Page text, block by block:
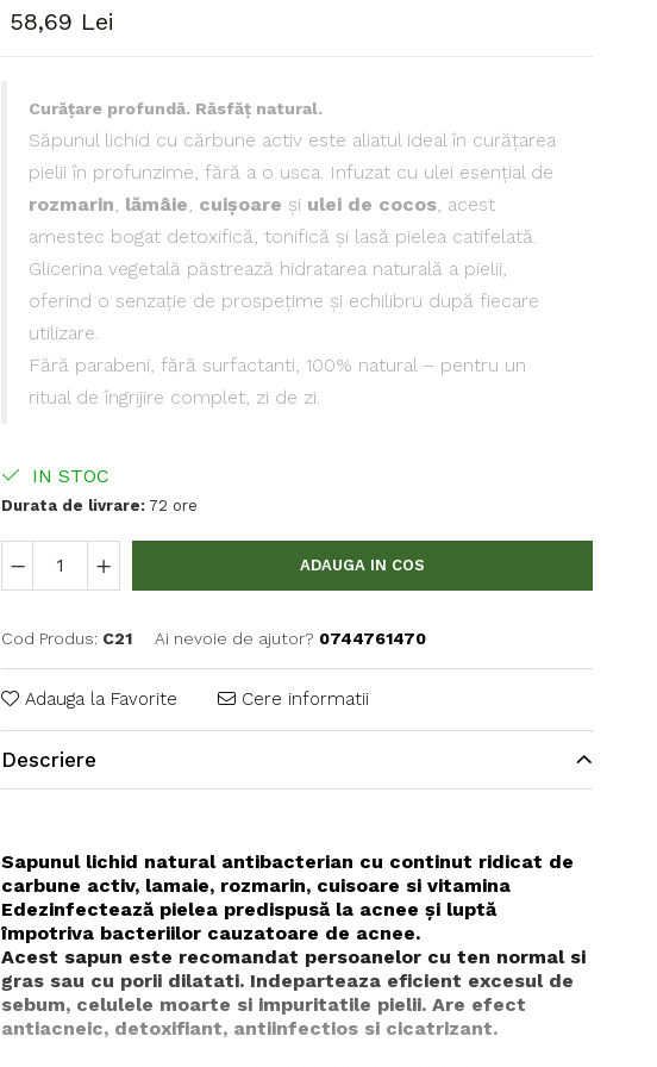
58,69 Lei
Curățare profundă. Răsfăț natural.
Săpunul lichid cu cărbune activ este aliatul ideal în curățarea
pielii în profunzime, fără a o usca. Infuzat cu ulei esențial de
rozmarin lămâie cuișoare și ulei de cocos, acest
amestec bogat detoxifică, tonifică și lasă pielea catifelată.
Glicerina vegetală păstrează hidratarea naturală a pielii,
oferind o senzație de prospețime și echilibru după fiecare
utilizare.
Fără parabeni, fără surfactanti, 100% natural – pentru un
ritual de îngrijire complet, zi de zi.
IN STOC
Durata de livrare:72 ore
ADAUGA IN COS
Cod Produs: C21 Ai nevoie de ajutor? 0744761470
Adauga la Favorite Cere informatii
Descriere
Sapunul lichid natural antibacterian cu continut ridicat de
carbune activ, lamaie, rozmarin, cuisoare si vitamina
Edezinfectează pielea predispusă la acnee și luptă
împotriva bacteriilor cauzatoare de acnee.
Acest sapun este recomandat persoanelor cu ten normal si
gras sau cu porii dilatati. Indeparteaza eficient excesul de
sebum, celulele moarte si impuritatile pielii. Are efect
antiacneic, detoxifiant, antiinfectios si cicatrizant.